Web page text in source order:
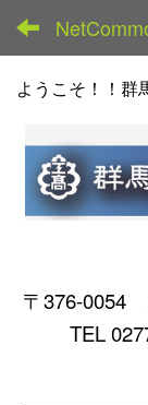
ようこそ！！群
〒376-0054
TEL